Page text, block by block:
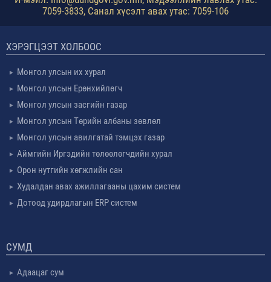
7059-3833, Санал хүсэлт авах утас: 7059-106
ХЭРЭГЦЭЭТ ХОЛБООС
Монгол улсын их хурал
Монгол улсын Ерөнхийлөгч
Монгол улсын засгийн газар
Монгол улсын Төрийн албаны зөвлөл
Монгол улсын авилгатай тэмцэх газар
Аймгийн Иргэдийн төлөөлөгчдийн хурал
Орон нутгийн хөгжлийн сан
Худалдан авах ажиллагааны цахим систем
Дотоод удирдлагын ERP систем
СУМД
Адаацаг сум